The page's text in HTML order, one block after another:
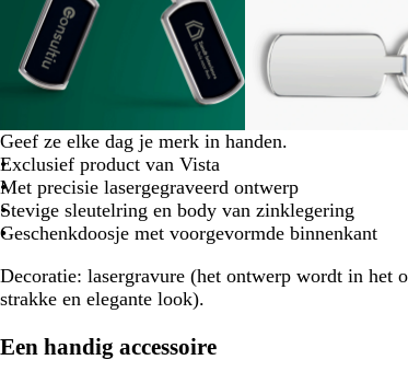
zoomen
pijltjestoetsen
te
zwenken
en
om
Geef ze elke dag je merk in handen.
Exclusief product van Vista
Met precisie lasergegraveerd ontwerp
Stevige sleutelring en body van zinklegering
Geschenkdoosje met voorgevormde binnenkant
Decoratie: lasergravure (het ontwerp wordt in het
strakke en elegante look).
Een handig accessoire